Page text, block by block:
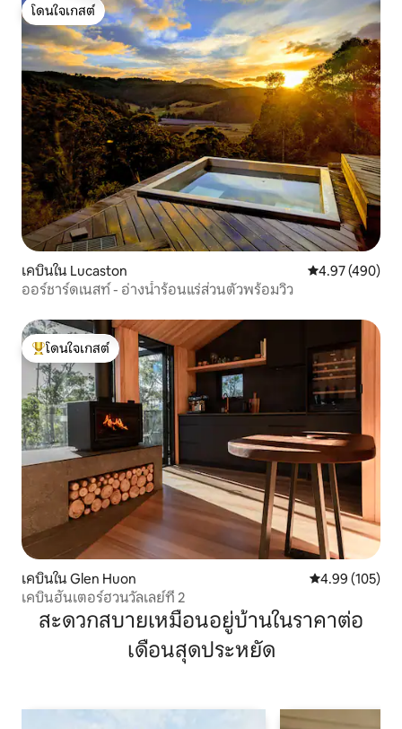
โดนใจเกสต์
โดนใจเกสต์
เคบินใน Lucaston คะแนนเฉลี่ย
4.97 (490)
ออร์ชาร์ดเนสท์ - อ่างน้ำร้อนแร่ส่วนตัวพร้อมวิว
โดนใจเกสต์ที่สุด
โดนใจเกสต์
เคบินใน Glen Huon คะแนนเฉลี่ย
4.99 (105)
เคบินฮันเตอร์ฮวนวัลเลย์ที่ 2
สะดวกสบายเหมือนอยู่บ้านในราคาต่อ
เดือนสุดประหยัด